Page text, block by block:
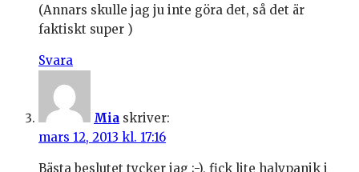
(Annars skulle jag ju inte göra det, så det är
faktiskt super )
Svara
Mia skriver:
mars 12, 2013 kl. 17:16
Bästa beslutet tycker jag ;-), fick lite halvpanik i